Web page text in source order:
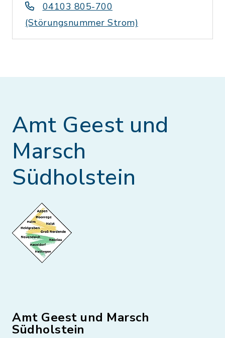
04103 805-700
(Störungsnummer Strom)
Amt Geest und
Marsch
Südholstein
Amt Geest und Marsch
Südholstein